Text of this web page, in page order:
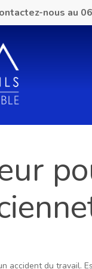
nous au
du travail.